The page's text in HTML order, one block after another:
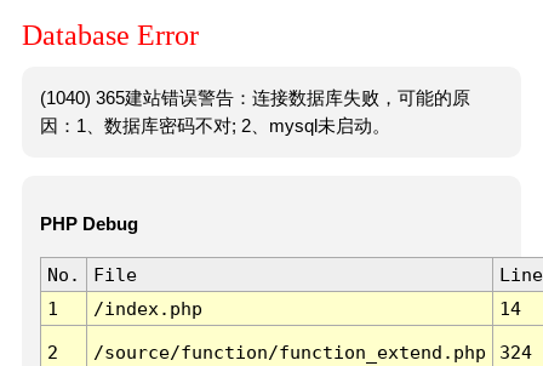
Database Error
(1040) 365建站错误警告：连接数据库失败，可能的原
因：1、数据库密码不对; 2、mysql未启动。
PHP Debug
No. File
Line
1
/index.php 14
2 /source/function/function_extend.php 324